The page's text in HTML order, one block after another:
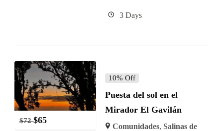
3 Days
$72 $65
10% Off
Puesta del sol en el
Mirador El Gavilán
Comunidades, Salinas de